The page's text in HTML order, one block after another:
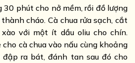
30 phút cho nở mềm, rồi đồ lượng
cháo. Cà chua rửa sạch, cắt
với một ít dầu oliu cho chín.
cho cà chua vào nấu cùng khoảng
đập ra bát, đánh tan sau đó cho